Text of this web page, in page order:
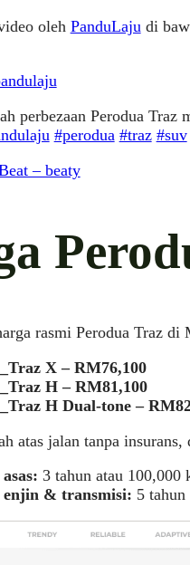
oleh PanduLajudi
perbezaan Perodua Traz
#perodua #traz #suv
– beaty
rasmi Perodua Traz di
X – RM76,100
H – RM81,100
H Dual-tone –
atas jalan tanpa
3 tahun atau 100,000
& transmisi: 5